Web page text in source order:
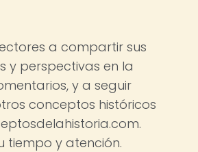
a compartir sus
y perspectivas en la
y a seguir
conceptos históricos
tiempo y atención.